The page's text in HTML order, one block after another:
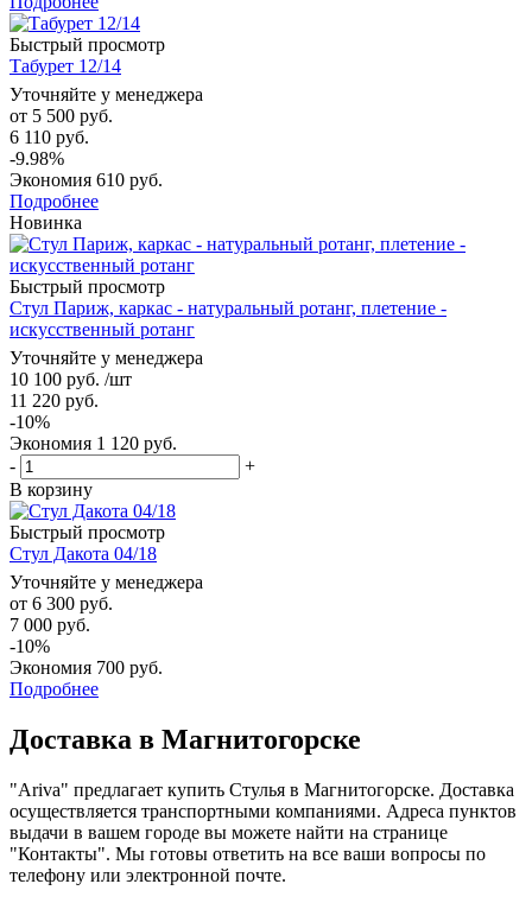
Быстрый просмотр
Табурет 12/14
Уточняйте у менеджера
от 5 500 руб.
6 110 руб.
-9.98%
Экономия 610 руб.
Подробнее
Новинка
Быстрый просмотр
Стул Париж, каркас - натуральный ротанг, плетение -
искусственный ротанг
Уточняйте у менеджера
10 100 руб. /шт
11 220 руб.
-10%
Экономия 1 120 руб.
-
+
В корзину
Быстрый просмотр
Стул Дакота 04/18
Уточняйте у менеджера
от 6 300 руб.
7 000 руб.
-10%
Экономия 700 руб.
Подробнее
Доставка в Магнитогорске
"Ariva" предлагает купить Стулья в Магнитогорске. Доставка
осуществляется транспортными компаниями. Адреса пунктов
выдачи в вашем городе вы можете найти на странице
"Контакты". Мы готовы ответить на все ваши вопросы по
телефону или электронной почте.